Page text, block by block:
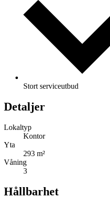
Stort serviceutbud
Detaljer
Lokaltyp
Kontor
Yta
293 m²
Våning
3
Hållbarhet